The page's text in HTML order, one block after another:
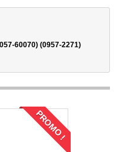
60070) (0957-2271)
PROMO !